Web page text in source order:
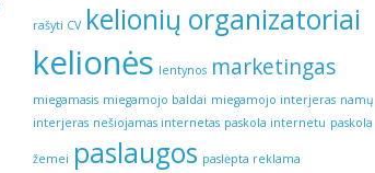
rašyti CV kelionių organizatoriai
kelionės lentynos marketingas
miegamasis miegamojo baldai miegamojo interjeras namų
interjeras nešiojamas internetas paskola internetu paskola
žemei paslaugos paslėpta reklama